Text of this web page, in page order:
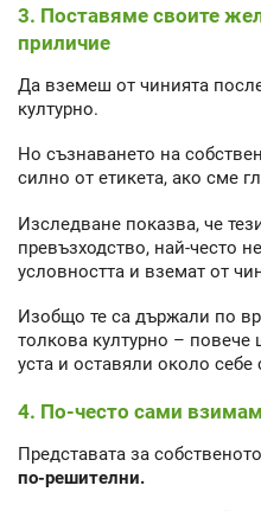
3. Поставяме своите
приличие
Да вземеш от чинията
културно.
Но съзнаването на
силно от етикета, ако сме
Изследване показва, че
превъзходство, най-често
условността и вземат от
Изобщо те са държали по
толкова културно –
уста и оставяли около себе
4. По-често сами
Представата за
по-решителни.